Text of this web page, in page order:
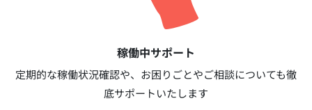
稼働中サポート​
定期的な稼働状況確認や、お困りごとやご相談についても徹
底サポートいたします​​